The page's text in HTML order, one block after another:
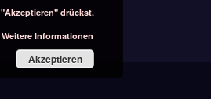
"Akzeptieren" drückst.
Weitere Informationen
Akzeptieren